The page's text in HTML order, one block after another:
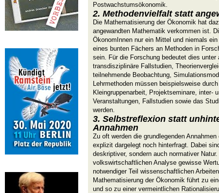
Postwachstumsökonomik.
2. Methodenvielfalt statt
Die Mathematisierung der Ökonomik hat
angewandten Mathematik verkommen ist.
ÖkonomInnen nur ein Mittel und niemals
eines bunten Fächers an Methoden in
sein. Für die Forschung bedeutet dies unter
transdisziplinäre Fallstudien,
teilnehmende Beobachtung,
Lehrmethoden müssen beispielsweise
Kleingruppenarbeit, Projektseminare, inter-
Veranstaltungen, Fallstudien sowie das
werden.
3. Selbstreflexion statt
Annahmen
Zu oft werden die grundlegenden
explizit dargelegt noch hinterfragt. Dabei
deskriptiver, sondern auch normativer
volkswirtschaftlichen Analyse gewisse
notwendiger Teil wissenschaftlichen
Mathematisierung der Ökonomik führt zu
und so zu einer vermeintlichen